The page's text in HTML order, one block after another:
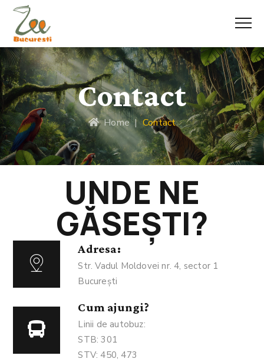
Contact
Home|Contact
UNDE NE
GĂSEȘTI?
Adresa:
Str. Vadul Moldovei nr. 4, sector 1
București
Cum ajungi?
Linii de autobuz:
STB: 301
STV: 450, 473